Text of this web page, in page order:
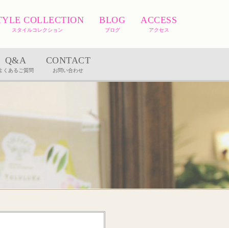
COLLECTION
スタイルコレクション
BLOG
ブログ
ACCESS
アクセス
Q&A
くあるご質問
CONTACT
お問い合わせ